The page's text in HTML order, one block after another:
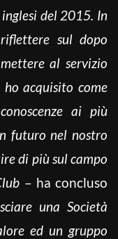
del 2015. In
sul dopo
al servizio
acquisito come
ai più
futuro nel nostro
di più sul campo
– ha concluso
una Società
ed un gruppo